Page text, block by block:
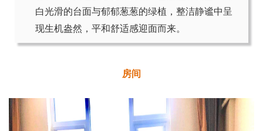
白光滑的台面与郁郁葱葱的绿植，整洁静谧中呈
现生机盎然，平和舒适感迎面而来。
房间